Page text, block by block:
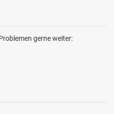
gerne weiter: